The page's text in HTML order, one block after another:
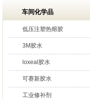
车间化学品
低压注塑热熔胶
3M胶水
loxeal胶水
可赛新胶水
工业修补剂